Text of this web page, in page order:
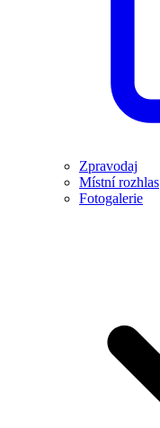
Zpravodaj
Místní rozhlas
Fotogalerie